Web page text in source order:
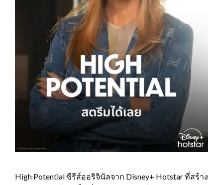
High Potential ซีรีส์ออริจินัลจาก Disney+ Hotstar ที่สร้าง